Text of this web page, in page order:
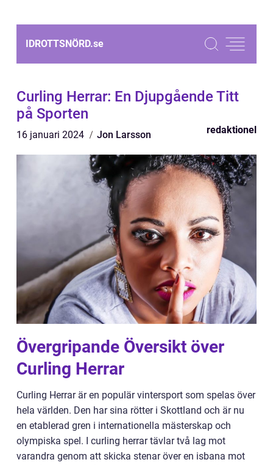
IDROTTSNÖRD.se
Curling Herrar: En Djupgående Titt
på Sporten
16 januari 2024 Jon Larsson redaktionel
Övergripande Översikt över
Curling Herrar
Curling Herrar är en populär vintersport som spelas över
hela världen. Den har sina rötter i Skottland och är nu
en etablerad gren i internationella mästerskap och
olympiska spel. I curling herrar tävlar två lag mot
varandra genom att skicka stenar över en isbana mot